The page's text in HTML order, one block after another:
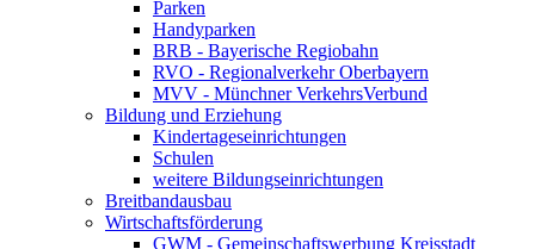
Parken
Handyparken
BRB - Bayerische Regiobahn
RVO - Regionalverkehr Oberbayern
MVV - Münchner VerkehrsVerbund
Bildung und Erziehung
Kindertageseinrichtungen
Schulen
weitere Bildungseinrichtungen
Breitbandausbau
Wirtschaftsförderung
GWM - Gemeinschaftswerbung Kreisstadt